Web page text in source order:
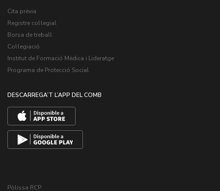
Cita prèvia
Registre col·legial
Borsa de treball
Col·legiació
Institut de Formació Mèdica i Lideratge
Programa de Protecció Social
DESCARREGA’T L’APP DEL COMB
Pòlissa RCP